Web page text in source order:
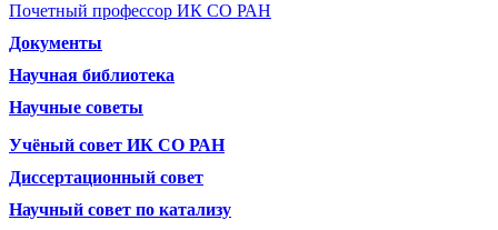
Почетный профессор ИК СО РАН
Документы
Научная библиотека
Научные советы
Учёный совет ИК СО РАН
Диссертационный совет
Научный совет по катализу